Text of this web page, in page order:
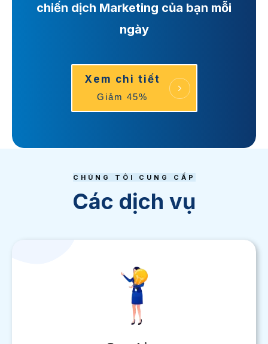
chiến dịch Marketing của bạn mỗi
ngày
Xem chi tiết
Giảm 45%
CHÚNG TÔI CUNG CẤP
Các dịch vụ